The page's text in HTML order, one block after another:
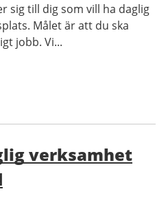
sig till dig som vill ha daglig
Målet är att du ska
jobb. Vi...
verksamhet